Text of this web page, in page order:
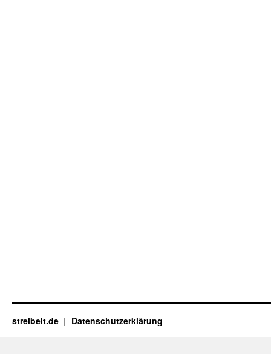
streibelt.de Datenschutzerklärung